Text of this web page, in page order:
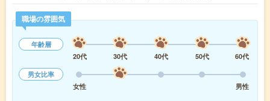
職場の雰囲気
年齢層
20代
30代 40代 50代
60代
男女比率
女性
男性